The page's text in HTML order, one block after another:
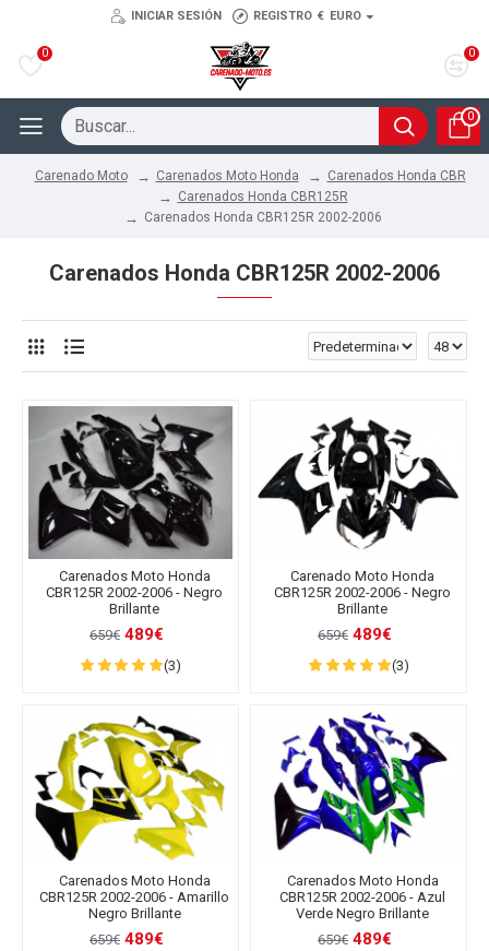
INICIAR SESIÓN REGISTRO € EURO
0 0
0
Carenado Moto Carenados Moto Honda
Carenados Honda CBR
Carenados Honda CBR125R
Carenados Honda CBR125R 2002-2006
Carenados Honda CBR125R 2002-2006
Carenados Moto Honda
CBR125R 2002-2006 - Negro
Brillante
659€ 489€
(3)
Carenado Moto Honda
CBR125R 2002-2006 - Negro
Brillante
659€ 489€
(3)
Carenados Moto Honda
CBR125R 2002-2006 - Amarillo
Negro Brillante
659€ 489€
Carenados Moto Honda
CBR125R 2002-2006 - Azul
Verde Negro Brillante
659€ 489€